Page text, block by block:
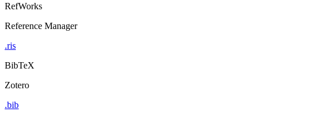
RefWorks
Reference Manager
.ris
BibTeX
Zotero
.bib